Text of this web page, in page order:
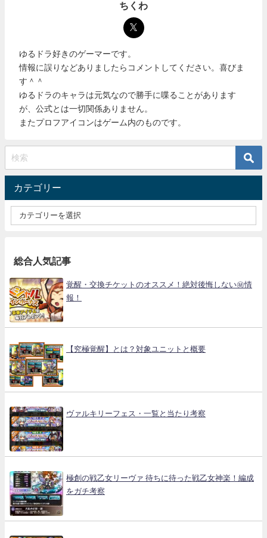
ちくわ
ゆるドラ好きのゲーマーです。
情報に誤りなどありましたらコメントしてください。喜びま
す＾＾
ゆるドラのキャラは元気なので勝手に喋ることがあります
が、公式とは一切関係ありません。
またプロフアイコンはゲーム内のものです。
カテゴリー
総合人気記事
覚醒・交換チケットのオススメ！絶対後悔しない㊙情
報！
【究極覚醒】とは？対象ユニットと概要
ヴァルキリーフェス・一覧と当たり考察
極創の戦乙女リーヴァ 待ちに待った戦乙女神楽！編成
をガチ考察